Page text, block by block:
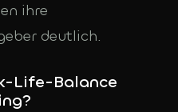
ihre
deutlich.
Life-Balance